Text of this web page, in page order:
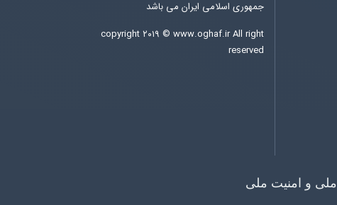
جمهوری اسلامی ایران می باشد
copyright ۲۰۱۹ © www.oghaf.irAll right
reserved
و امنیت ملی